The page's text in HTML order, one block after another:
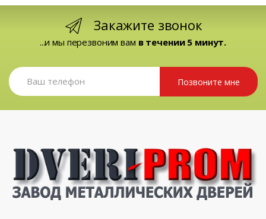
Закажите звонок
...и мы перезвоним вам в течении 5 минут.
Позвоните мне